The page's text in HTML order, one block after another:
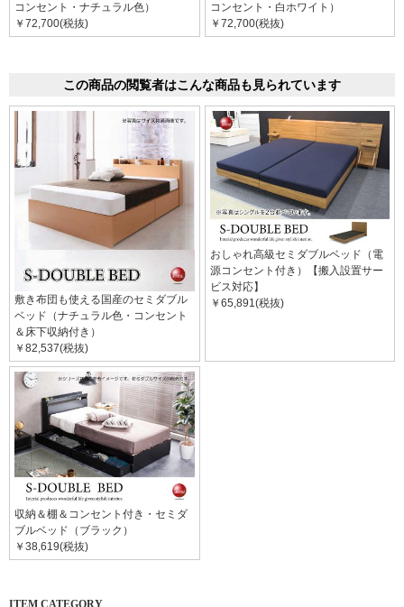
コンセント・ナチュラル色）
￥72,700(税抜)
コンセント・白ホワイト）
￥72,700(税抜)
この商品の閲覧者はこんな商品も見られています
敷き布団も使える国産のセミダブル
ベッド（ナチュラル色・コンセント
＆床下収納付き）
￥82,537(税抜)
おしゃれ高級セミダブルベッド（電
源コンセント付き）【搬入設置サー
ビス対応】
￥65,891(税抜)
収納＆棚＆コンセント付き・セミダ
ブルベッド（ブラック）
￥38,619(税抜)